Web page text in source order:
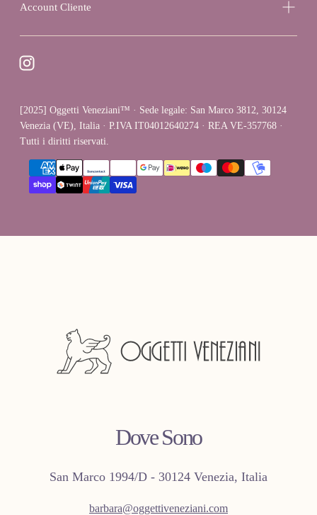
Account Cliente
[2025] Oggetti Veneziani™ · Sede legale: San Marco 3812, 30124
Venezia (VE), Italia · P.IVA IT04012640274 · REA VE-357768 ·
Tutti i diritti riservati.
{"title"=>"Metodi
pagamento"}
Dove Sono
San Marco 1994/D - 30124 Venezia, Italia
barbara@oggettiveneziani.com